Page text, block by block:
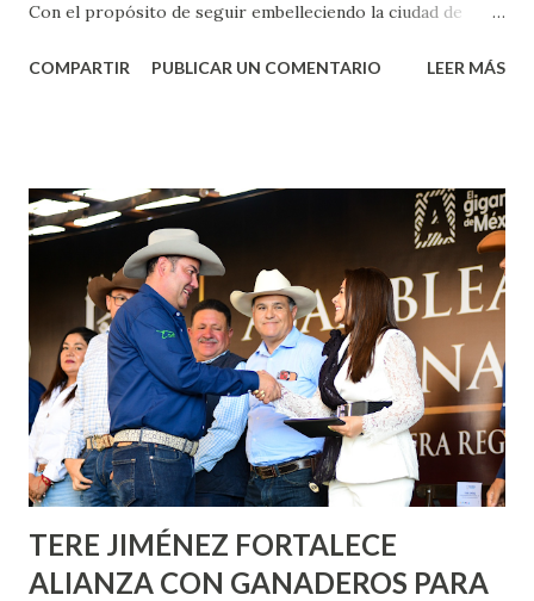
Con el propósito de seguir embelleciendo la ciudad de
municipal, Leo Montañez dio inicio al programa
Corazón Urbano y el Municipio capital. Leo Montañez
informó que en este programa se usarán cerca de 90 mil
metros cuadrados de pintura, para dar inicio en la calle
Nieto, entre Jesús F. Elizondo y la calle 22 de Octubre, con
lo que se aplicará pintura en 66 casas. Posteriormente se
llevará este programa a Villas de Nuestra Señora de la
Asunción, Avenida Alameda y Decreto 27 de Septiembre, en
los edificios FOVISSSTE Ojo de Agua, en la comunidad
Norias de Paso Hondo y en los edificios de...
COMPARTIR PUBLICAR UN COMENTARIO LEER MÁS
TERE JIMÉNEZ FORTALECE
ALIANZA CON GANADEROS PARA